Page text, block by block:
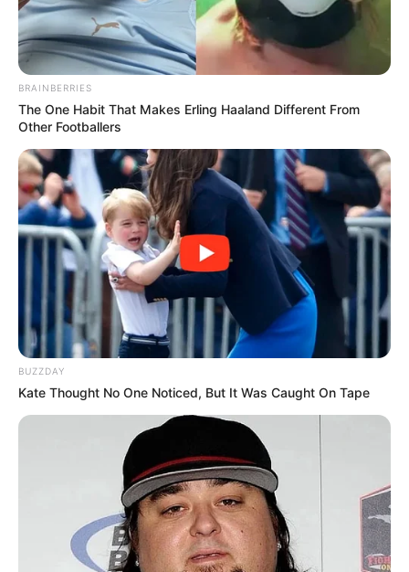
BRAINBERRIES
The One Habit That Makes Erling Haaland Different From
Other Footballers
BUZZDAY
Kate Thought No One Noticed, But It Was Caught On Tape